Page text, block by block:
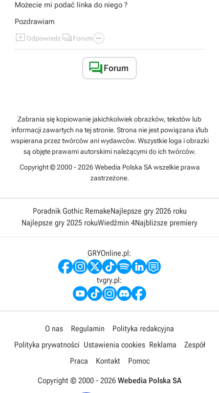
Możecie mi podać linka do niego ?
Pozdrawiam
Odpowiedz  Forum 
Forum
Zabrania się kopiowanie jakichkolwiek obrazków, tekstów lub
informacji zawartych na tej stronie. Strona nie jest powiązana i/lub
wspierana przez twórców ani wydawców. Wszystkie loga i obrazki
są objęte prawami autorskimi należącymi do ich twórców.
Copyright © 2000 - 2026 Webedia Polska SA wszelkie prawa
zastrzeżone.
Poradnik Gothic RemakeNajlepsze gry 2026 roku
Najlepsze gry 2025 rokuWiedźmin 4Najbliższe premiery
GRYOnline.pl:
tvgry.pl:
O nas Regulamin
Polityka redakcyjna
Polityka prywatności Ustawienia cookies Reklama
Zespół
Praca
Kontakt Pomoc
Copyright © 2000 - 2026 Webedia Polska SA